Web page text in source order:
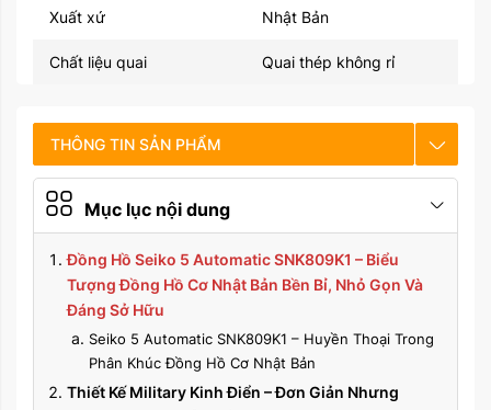
Xuất xứ Nhật Bản
Chất liệu quai Quai thép không rỉ
THÔNG TIN SẢN PHẨM
CHẾ ĐỘ BẢO HÀNH
HƯỚNG DẪN SỬ DỤNG
Mục lục nội dung
Đồng Hồ Seiko 5 Automatic SNK809K1 – Biểu
Tượng Đồng Hồ Cơ Nhật Bản Bền Bỉ, Nhỏ Gọn Và
Đáng Sở Hữu
Seiko 5 Automatic SNK809K1 – Huyền Thoại Trong
Phân Khúc Đồng Hồ Cơ Nhật Bản
Thiết Kế Military Kinh Điển – Đơn Giản Nhưng